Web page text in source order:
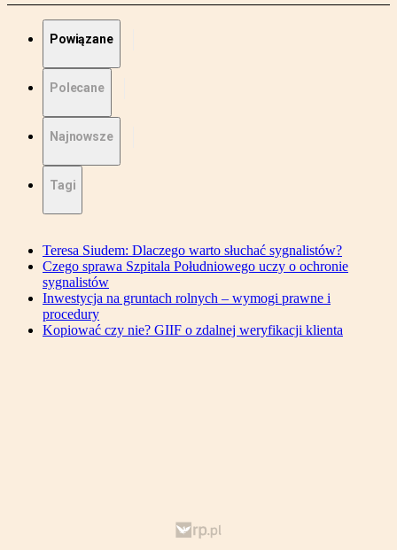
Powiązane
Polecane
Najnowsze
Tagi
Teresa Siudem: Dlaczego warto słuchać sygnalistów?
Czego sprawa Szpitala Południowego uczy o ochronie
sygnalistów
Inwestycja na gruntach rolnych – wymogi prawne i
procedury
Kopiować czy nie? GIIF o zdalnej weryfikacji klienta